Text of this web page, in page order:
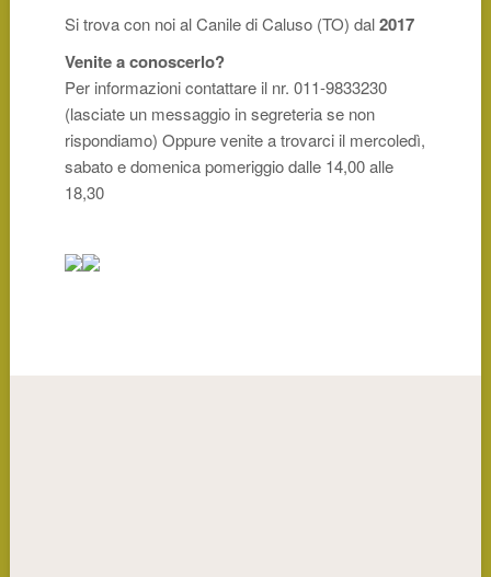
Si trova con noi al Canile di Caluso (TO) dal2017
Venite a conoscerlo?
Per informazioni contattare il nr. 011-9833230
(lasciate un messaggio in segreteria se non
rispondiamo) Oppure venite a trovarci il mercoledì,
sabato e domenica pomeriggio dalle 14,00 alle
18,30